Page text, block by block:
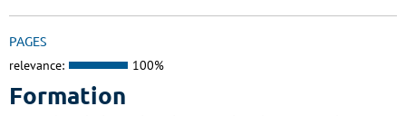
PAGES
relevance: 100%
Formation